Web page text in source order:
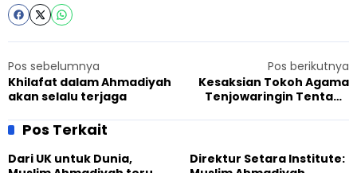
Pos sebelumnya
Khilafat dalam Ahmadiyah
akan selalu terjaga
Pos berikutnya
Kesaksian Tokoh Agama
Tenjowaringin Tentang
Pos Terkait
Dari UK untuk Dunia,
Direktur Setara Institute: